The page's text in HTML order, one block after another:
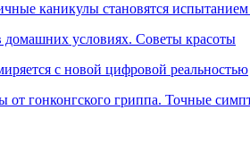
каникулы становятся
условиях. Советы красоты
с новой цифровой реальностью
от гонконгского гриппа. Точные